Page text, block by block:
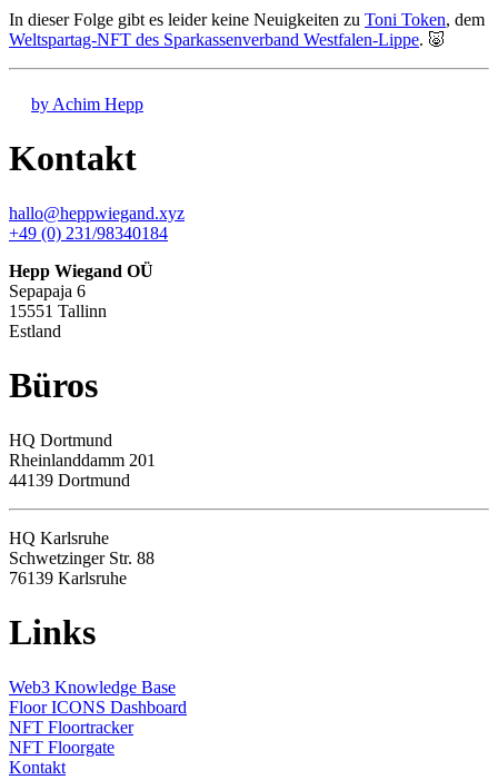
In dieser Folge gibt es leider keine Neuigkeiten zu Toni Token, dem
Weltspartag-NFT des Sparkassenverband Westfalen-Lippe. 🐷
by Achim Hepp
Kontakt
hallo@heppwiegand.xyz
+49 (0) 231/98340184
Hepp Wiegand OÜ
Sepapaja 6
15551 Tallinn
Estland
Büros
HQ Dortmund
Rheinlanddamm 201
44139 Dortmund
HQ Karlsruhe
Schwetzinger Str. 88
76139 Karlsruhe
Links
Web3 Knowledge Base
Floor ICONS Dashboard
NFT Floortracker
NFT Floorgate
Kontakt